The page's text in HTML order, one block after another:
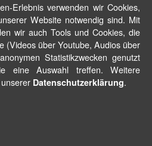
Erlebnis verwenden wir Cookies,
Website notwendig sind. Mit
wir auch Tools und Cookies, die
(Videos über Youtube, Audios über
Statistikzwecken genutzt
eine Auswahl treffen. Weitere
Datenschutzerklärung.